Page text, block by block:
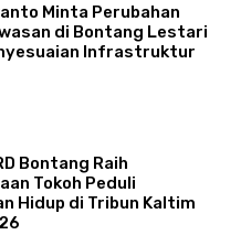
Minta Perubahan
di Bontang Lestari
Infrastruktur
Bontang Raih
Tokoh Peduli
Hidup di Tribun Kaltim